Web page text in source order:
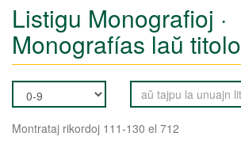
Listigu Monografioj ·
Monografías laŭ titolo
Montrataj rikordoj 111-130 el 712